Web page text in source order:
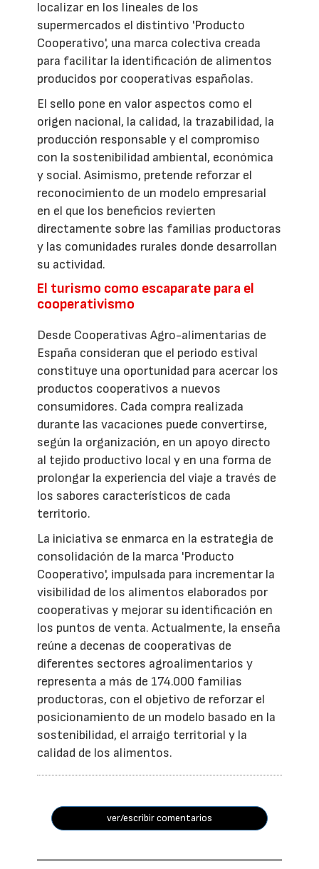
localizar en los lineales de los
supermercados el distintivo 'Producto
Cooperativo', una marca colectiva creada
para facilitar la identificación de alimentos
producidos por cooperativas españolas.
El sello pone en valor aspectos como el
origen nacional, la calidad, la trazabilidad, la
producción responsable y el compromiso
con la sostenibilidad ambiental, económica
y social. Asimismo, pretende reforzar el
reconocimiento de un modelo empresarial
en el que los beneficios revierten
directamente sobre las familias productoras
y las comunidades rurales donde desarrollan
su actividad.
El turismo como escaparate para el
cooperativismo
Desde Cooperativas Agro-alimentarias de
España consideran que el periodo estival
constituye una oportunidad para acercar los
productos cooperativos a nuevos
consumidores. Cada compra realizada
durante las vacaciones puede convertirse,
según la organización, en un apoyo directo
al tejido productivo local y en una forma de
prolongar la experiencia del viaje a través de
los sabores característicos de cada
territorio.
La iniciativa se enmarca en la estrategia de
consolidación de la marca 'Producto
Cooperativo', impulsada para incrementar la
visibilidad de los alimentos elaborados por
cooperativas y mejorar su identificación en
los puntos de venta. Actualmente, la enseña
reúne a decenas de cooperativas de
diferentes sectores agroalimentarios y
representa a más de 174.000 familias
productoras, con el objetivo de reforzar el
posicionamiento de un modelo basado en la
sostenibilidad, el arraigo territorial y la
calidad de los alimentos.
ver/escribir comentarios